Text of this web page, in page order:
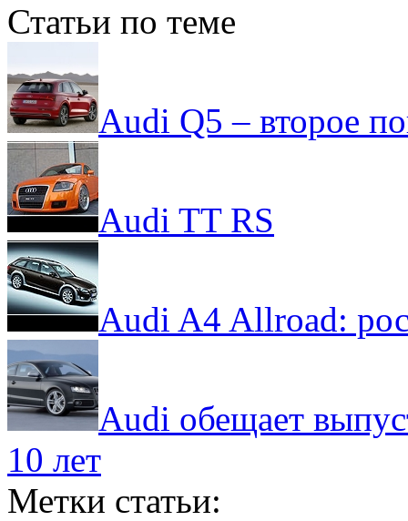
Статьи по теме
Audi Q5 – второе
Audi TT RS
Audi A4 Allroad:
Audi обещает
10 лет
Метки статьи: